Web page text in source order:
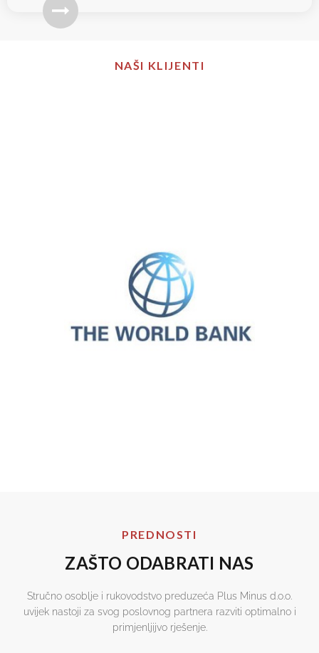
NAŠI KLIJENTI
PREDNOSTI
ZAŠTO ODABRATI NAS
Stručno osoblje i rukovodstvo preduzeća Plus Minus d.o.o.
uvijek nastoji za svog poslovnog partnera razviti optimalno i
primjenljijvo rješenje.